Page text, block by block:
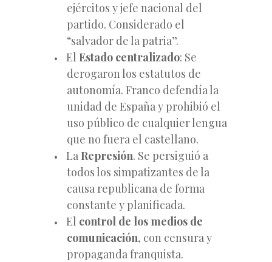
ejércitos y jefe nacional del
partido. Considerado el
“salvador de la patria”.
El Estado centralizado: Se
derogaron los estatutos de
autonomía. Franco defendía la
unidad de España y prohibió el
uso público de cualquier lengua
que no fuera el castellano.
La Represión. Se persiguió a
todos los simpatizantes de la
causa republicana de forma
constante y planificada.
El control de los medios de
comunicación, con censura y
propaganda franquista.